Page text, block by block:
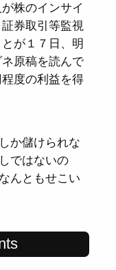
株のインサイ
券取引等監視
が１７日、明
原稿を読んで
度の利益を得
か儲けられな
ではないの
んともせこい